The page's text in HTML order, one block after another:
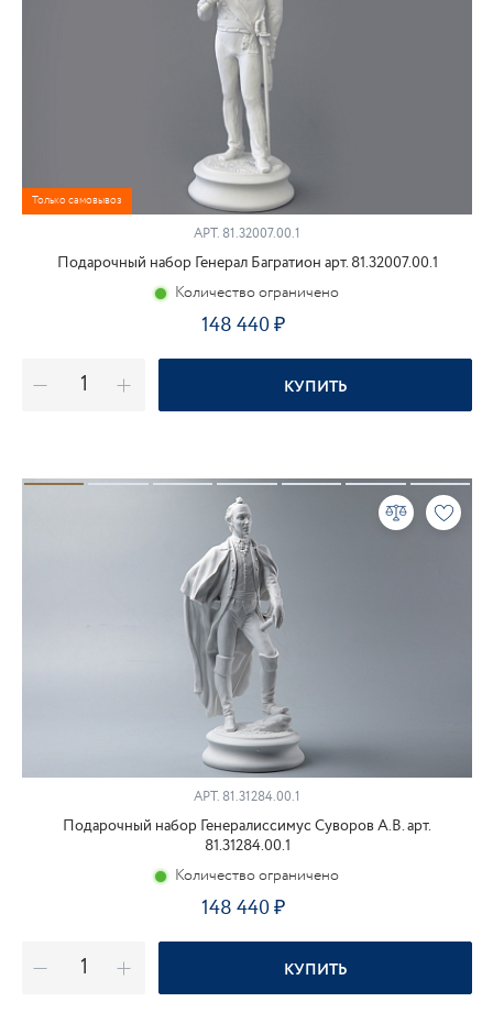
Только самовывоз
АРТ. 81.32007.00.1
Подарочный набор Генерал Багратион арт. 81.32007.00.1
Количество ограничено
148 440
КУПИТЬ
АРТ. 81.31284.00.1
Подарочный набор Генералиссимус Суворов А.В. арт.
81.31284.00.1
Количество ограничено
148 440
КУПИТЬ